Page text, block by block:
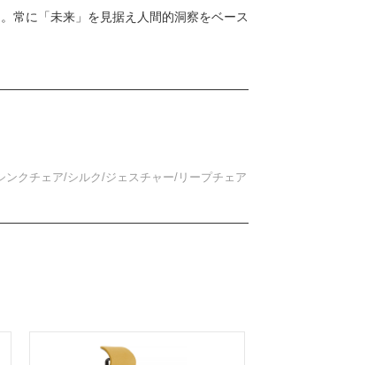
常に「未来」を見据え人間的洞察をベース
ンクチェア/シルク/ジェスチャー/リープチェア